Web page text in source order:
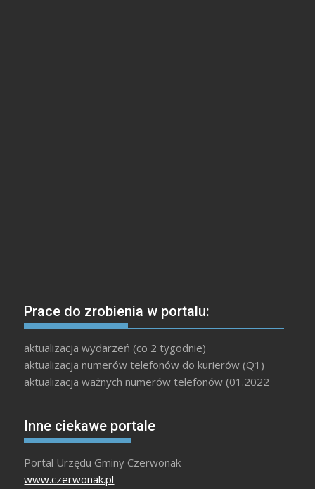
Prace do zrobienia w portalu:
aktualizacja wydarzeń (co 2 tygodnie)
aktualizacja numerów telefonów do kurierów (Q1)
aktualizacja ważnych numerów telefonów (01.2022
Inne ciekawe portale
Portal Urzędu Gminy Czerwonak
www.czerwonak.pl